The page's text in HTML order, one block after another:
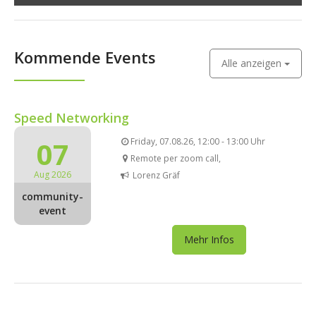
Kommende Events Alle anzeigen
Speed Networking
07
Aug 2026
community-
event
Friday, 07.08.26, 12:00 - 13:00 Uhr
Remote per zoom call,
Lorenz Gräf
Mehr Infos